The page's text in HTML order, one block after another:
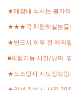
★매장내 식사는 불가
★★★꼭 체험하실분들
★반드시 하루 전 예약
■체험가능 시간/날짜:
★포스팅시 지도정보